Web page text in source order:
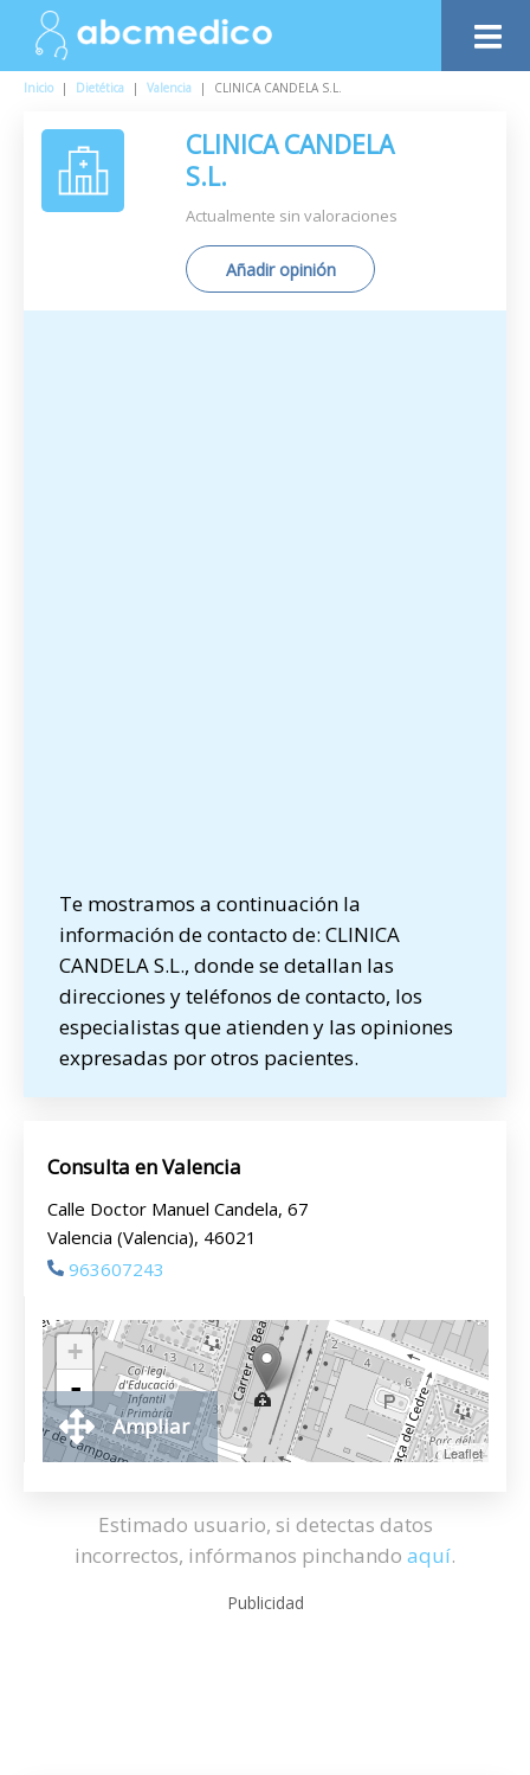
Inicio | Dietética | Valencia | CLINICA CANDELA S.L.
CLINICA CANDELA
S.L.
Actualmente sin valoraciones
Añadir opinión
Te mostramos a continuación la
información de contacto de: CLINICA
CANDELA S.L., donde se detallan las
direcciones y teléfonos de contacto, los
especialistas que atienden y las opiniones
expresadas por otros pacientes.
Consulta en Valencia
Calle Doctor Manuel Candela, 67
Valencia (Valencia), 46021
963607243
+
-
Leaflet
Ampliar
Estimado usuario, si detectas datos
incorrectos, infórmanos pinchando aquí.
Publicidad